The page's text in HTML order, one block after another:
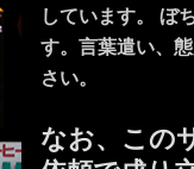
しています。 ぼ
す。言葉遣い、
さい。
なお、この